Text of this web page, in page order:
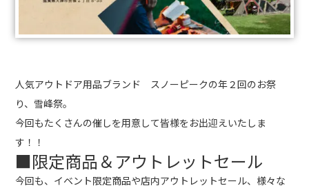
人気アウトドア用品ブランド スノーピークの年２回のお祭
り、雪峰祭。
今回もたくさんの催しを用意して皆様をお出迎えいたしま
す！！
■限定商品＆アウトレットセール
今回も、イベント限定商品や店内アウトレットセール、様々な